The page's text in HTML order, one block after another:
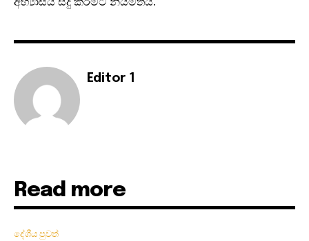
Editor 1
Read more
දේශීය පුවත්